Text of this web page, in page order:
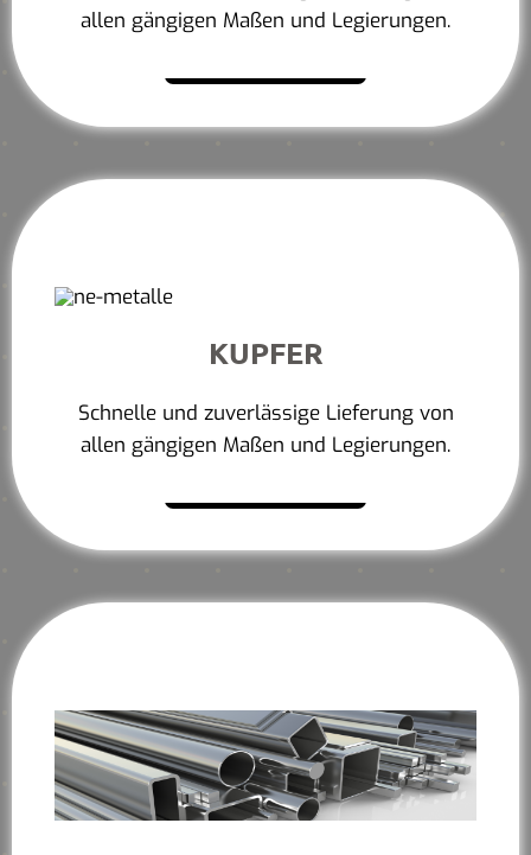
allen gängigen Maßen und Legierungen.
KUPFER
Schnelle und zuverlässige Lieferung von
allen gängigen Maßen und Legierungen.